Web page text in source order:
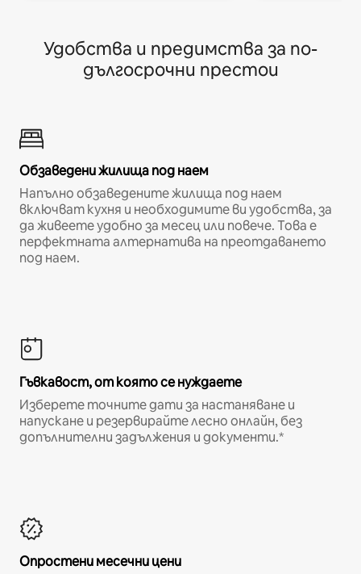
Удобства и предимства за по-
дългосрочни престои
Обзаведени жилища под наем
Напълно обзаведените жилища под наем
включват кухня и необходимите ви удобства, за
да живеете удобно за месец или повече. Това е
перфектната алтернатива на преотдаването
под наем.
Гъвкавост, от която се нуждаете
Изберете точните дати за настаняване и
напускане и резервирайте лесно онлайн, без
допълнителни задължения и документи.*
Опростени месечни цени